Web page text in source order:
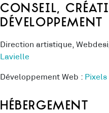
Conseil,
développement
Direction artistique,
Lavielle
Développement Web : Pixels
Hébergement